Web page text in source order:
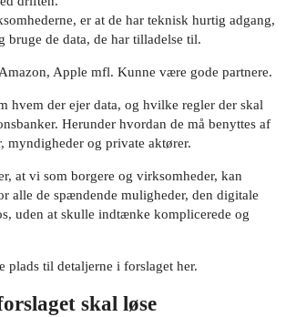
er at de har teknisk hurtig adgang,
bruge de data, de har tilladelse til.
Apple mfl. Kunne være gode partnere.
hvem der ejer data, og hvilke regler der skal
Herunder hvordan de må benyttes af
myndigheder og private aktører.
at vi som borgere og virksomheder, kan
alle de spændende muligheder, den digitale
uden at skulle indtænke komplicerede og
plads til detaljerne i forslaget her.
skal løse